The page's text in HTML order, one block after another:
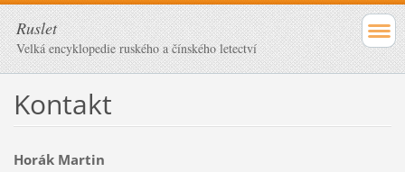
Ruslet
Velká encyklopedie ruského a čínského letectví
Kontakt
Horák Martin